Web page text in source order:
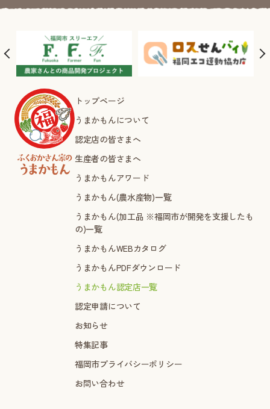
トップページ
うまかもんについて
認定店の皆さまへ
生産者の皆さまへ
うまかもんアワード
うまかもん(農水産物)一覧
うまかもん(加工品 ※福岡市が開発を支援したも
の)一覧
うまかもんWEBカタログ
うまかもんPDFダウンロード
うまかもん認定店一覧
認定申請について
お知らせ
特集記事
福岡市プライバシーポリシー
お問い合わせ